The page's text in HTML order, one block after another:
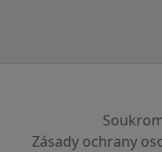
Zásady ochrany